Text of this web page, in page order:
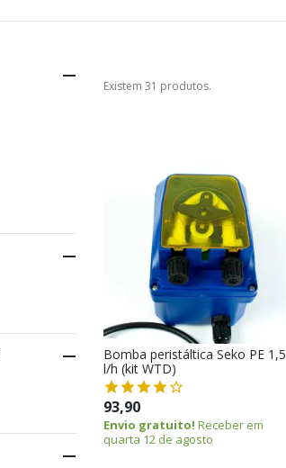




Existem 31 produtos.
Bomba peristáltica Seko PE 1,5
l/h (kit WTD)
93,90
Envio gratuito! Receber em
quarta 12 de agosto